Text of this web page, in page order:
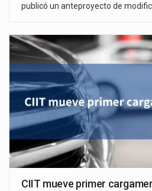
publicó un anteproyecto de
CIIT mueve primer